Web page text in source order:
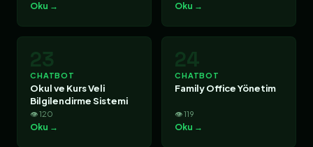
Oku → Oku →
23
CHATBOT
Okul ve Kurs Veli
Bilgilendirme Sistemi
👁 120
Oku →
24
CHATBOT
Family Office Yönetim
👁 119
Oku →